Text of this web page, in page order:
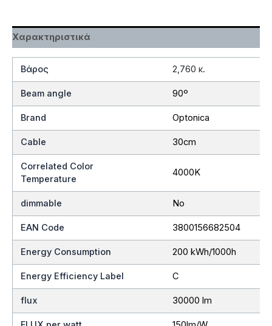
Χαρακτηριστικά
Βάρος 2,760 κ.
Beam angle 90º
Brand Optonica
Cable 30cm
Correlated Color
Temperature
4000K
dimmable No
EAN Code 3800156682504
Energy Consumption 200 kWh/1000h
Energy Efficiency Label C
flux 30000 lm